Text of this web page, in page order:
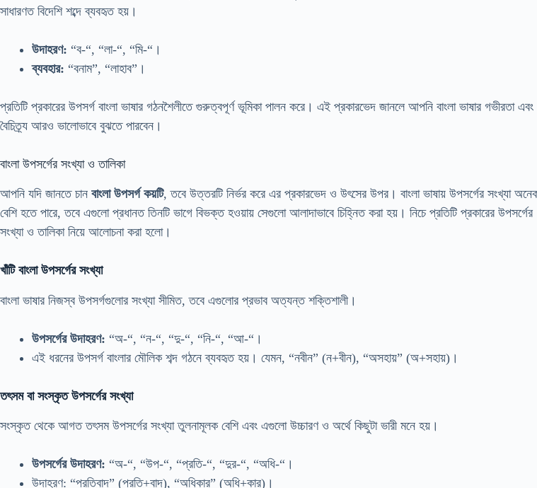
সাধারণত বিদেশি শব্দে ব্যবহৃত হয়।
উদাহরণ: “ব-“, “লা-“, “মি-“।
ব্যবহার: “বনাম”, “লাহাব”।
প্রতিটি প্রকারের উপসর্গ বাংলা ভাষার গঠনশৈলীতে গুরুত্বপূর্ণ ভূমিকা পালন করে। এই প্রকারভেদ জানলে আপনি বাংলা ভাষার গভীরতা এবং
বৈচিত্র্য আরও ভালোভাবে বুঝতে পারবেন।
বাংলা উপসর্গের সংখ্যা ও তালিকা
আপনি যদি জানতে চান বাংলা উপসর্গ কয়টি, তবে উত্তরটি নির্ভর করে এর প্রকারভেদ ও উৎসের উপর। বাংলা ভাষায় উপসর্গের সংখ্যা
বেশি হতে পারে, তবে এগুলো প্রধানত তিনটি ভাগে বিভক্ত হওয়ায় সেগুলো আলাদাভাবে চিহ্নিত করা হয়। নিচে প্রতিটি প্রকারের উপসর্গের
সংখ্যা ও তালিকা নিয়ে আলোচনা করা হলো।
খাঁটি বাংলা উপসর্গের সংখ্যা
বাংলা ভাষার নিজস্ব উপসর্গগুলোর সংখ্যা সীমিত, তবে এগুলোর প্রভাব অত্যন্ত শক্তিশালী।
উপসর্গের উদাহরণ: “অ-“, “ন-“, “দু-“, “নি-“, “আ-“।
এই ধরনের উপসর্গ বাংলার মৌলিক শব্দ গঠনে ব্যবহৃত হয়। যেমন, “নবীন” (ন+বীন), “অসহায়” (অ+সহায়)।
তৎসম বা সংস্কৃত উপসর্গের সংখ্যা
সংস্কৃত থেকে আগত তৎসম উপসর্গের সংখ্যা তুলনামূলক বেশি এবং এগুলো উচ্চারণ ও অর্থে কিছুটা ভারী মনে হয়।
উপসর্গের উদাহরণ: “অ-“, “উপ-“, “প্রতি-“, “দুর-“, “অধি-“।
উদাহরণ: “প্রতিবাদ” (প্রতি+বাদ), “অধিকার” (অধি+কার)।